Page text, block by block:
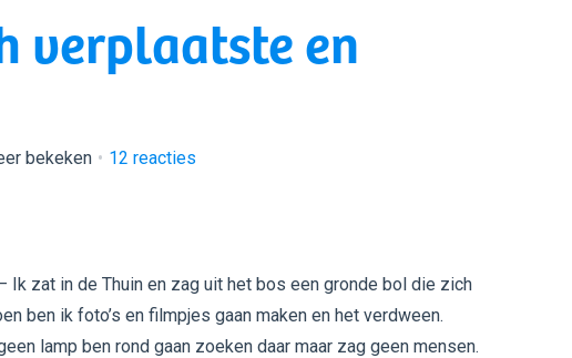
verplaatste en
bekeken 12 reacties
Ik zat in de Thuin en zag uit het bos een gronde bol die zich
ben ik foto’s en filmpjes gaan maken en het verdween.
lamp ben rond gaan zoeken daar maar zag geen mensen.